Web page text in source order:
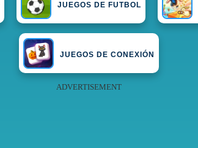
JUEGOS DE FUTBOL
JUEGOS DE CONEXIÓN
ADVERTISEMENT